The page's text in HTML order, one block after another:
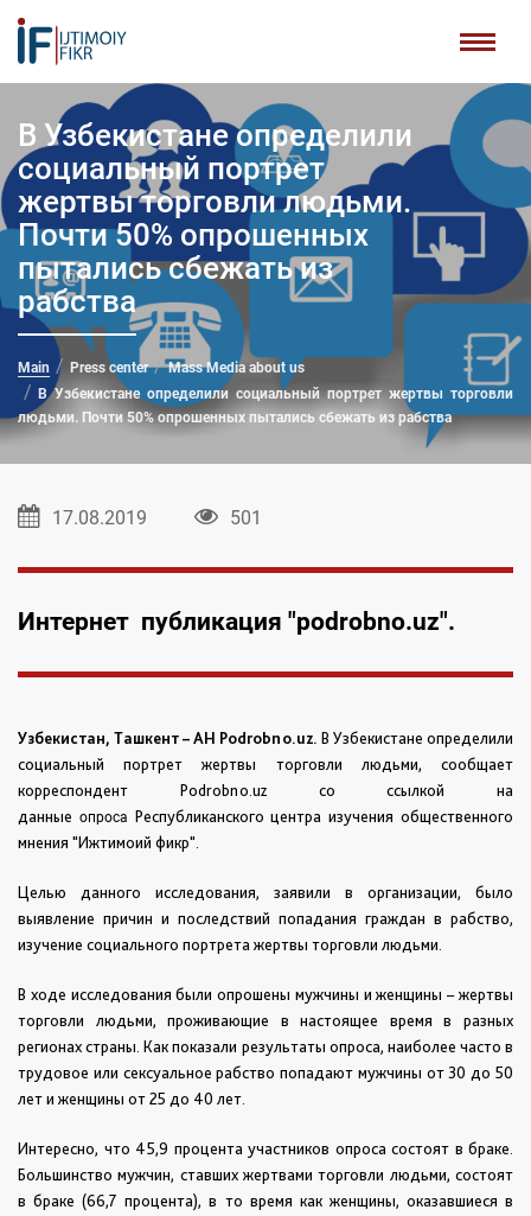
В Узбекистане определили
социальный портрет
жертвы торговли людьми.
Почти 50% опрошенных
пытались сбежать из
рабства
Main Press center
Mass Media about us
В Узбекистане определили социальный портрет жертвы торговли
людьми. Почти 50% опрошенных пытались сбежать из рабства
17.08.2019 501
Интернет публикация "podrobno.uz".
Узбекистан, Ташкент – АН Podrobno.uz. В Узбекистане определили
социальный портрет жертвы торговли людьми, сообщает
корреспондент Podrobno.uz со ссылкой на
данные опроса Республиканского центра изучения общественного
мнения "Ижтимоий фикр".
Целью данного исследования, заявили в организации, было
выявление причин и последствий попадания граждан в рабство,
изучение социального портрета жертвы торговли людьми.
В ходе исследования были опрошены мужчины и женщины – жертвы
торговли людьми, проживающие в настоящее время в разных
регионах страны. Как показали результаты опроса, наиболее часто в
трудовое или сексуальное рабство попадают мужчины от 30 до 50
лет и женщины от 25 до 40 лет.
Интересно, что 45,9 процента участников опроса состоят в браке.
Большинство мужчин, ставших жертвами торговли людьми, состоят
в браке (66,7 процента), в то время как женщины, оказавшиеся в